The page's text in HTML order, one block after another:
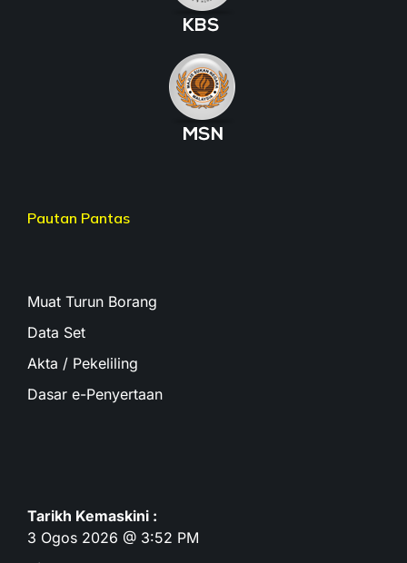
Pautan Pantas
Muat Turun Borang
Data Set
Akta / Pekeliling
Dasar e-Penyertaan
Tarikh Kemaskini :
3 Ogos 2026 @ 3:52 PM